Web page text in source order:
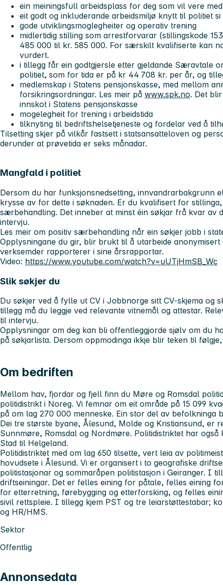
ein meiningsfull arbeidsplass for deg som vil vere
eit godt og inkluderande arbeidsmiljø knytt til politiet
gode utviklingsmoglegheiter og operativ trening
midlertidig stilling som arrestforvarar (stillingskode
485 000 til kr. 585 000. For særskilt kvalifiserte kan
vurdert.
i tillegg får ein godtgjersle etter gjeldande Særavtale
politiet, som for tida er på kr 44 708 kr. per år, og
medlemskap i Statens pensjonskasse, med mellom
forsikringsordningar. Les meir på www.spk.no. Det
innskot i Statens pensjonskasse
mogelegheit for trening i arbeidstida
tilknyting til bedriftshelsetjeneste og fordelar ved å
Tilsetting skjer på vilkår fastsett i statsansatteloven og
derunder at prøvetida er seks månadar.
Mangfald i politiet
Dersom du har funksjonsnedsetting, innvandrarbakgrunn
krysse av for dette i søknaden. Er du kvalifisert for
særbehandling. Det inneber at minst éin søkjar frå kvar av
intervju.
Les meir om positiv særbehandling når ein søkjer jobb i
Opplysningane du gir, blir brukt til å utarbeide anonymisert
verksemder rapporterer i sine årsrapportar.
Video: https://www.youtube.com/watch?v=uUTjHmSB_Wc
Slik søkjer du
Du søkjer ved å fylle ut CV i Jobbnorge sitt CV-skjema og
tillegg må du leggje ved relevante vitnemål og attestar.
til intervju.
Opplysningar om deg kan bli offentleggjorde sjølv om du
på søkjarlista. Dersom oppmodinga ikkje blir teken til
Om bedriften
Mellom hav, fjordar og fjell finn du Møre og Romsdal
politidistrikt i Noreg. Vi femnar om eit område på 15 099
på om lag 270 000 menneske. Ein stor del av befolkninga
Dei tre største byane, Ålesund, Molde og Kristiansund, er
Sunnmøre, Romsdal og Nordmøre. Politidistriktet har
Stad til Helgeland.
Politidistriktet med om lag 650 tilsette, vert leia av
hovudsete i Ålesund. Vi er organisert i to geografiske
politistasjonar og sommaråpen politistasjon i Geiranger. I
driftseiningar. Det er felles eining for påtale, felles eining
for etterretning, førebygging og etterforsking, og felles
sivil rettspleie. I tillegg kjem PST og tre leiarstøttestabar;
og HR/HMS.
Sektor
Offentlig
Annonsedata